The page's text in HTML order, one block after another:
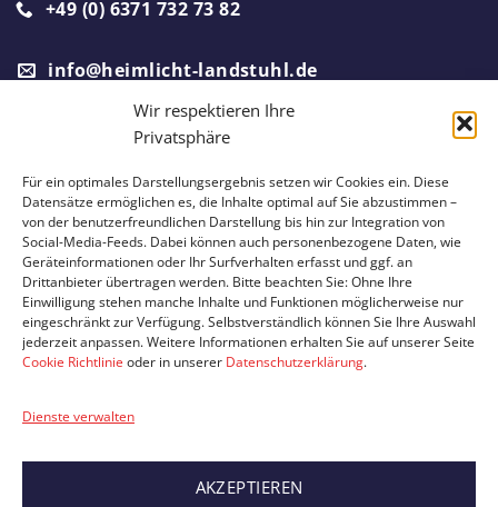
Wir respektieren Ihre
Privatsphäre
Für ein optimales Darstellungsergebnis setzen wir Cookies ein. Diese
Datensätze ermöglichen es, die Inhalte optimal auf Sie abzustimmen –
von der benutzerfreundlichen Darstellung bis hin zur Integration von
Social-Media-Feeds. Dabei können auch personenbezogene Daten, wie
Geräteinformationen oder Ihr Surfverhalten erfasst und ggf. an
Drittanbieter übertragen werden. Bitte beachten Sie: Ohne Ihre
Einwilligung stehen manche Inhalte und Funktionen möglicherweise nur
eingeschränkt zur Verfügung. Selbstverständlich können Sie Ihre Auswahl
jederzeit anpassen. Weitere Informationen erhalten Sie auf unserer Seite
Cookie Richtlinie oder in unserer Datenschutzerklärung.
Dienste verwalten
AKZEPTIEREN
+49 (0) 6371 732 73 82
info@heimlicht-landstuhl.de
Website bySipe Design Werbeagentur